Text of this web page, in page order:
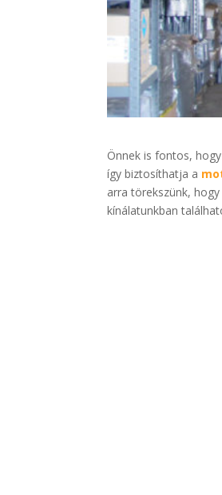
Önnek is fontos,
így biztosíthatja a
arra törekszünk,
kínálatunkban